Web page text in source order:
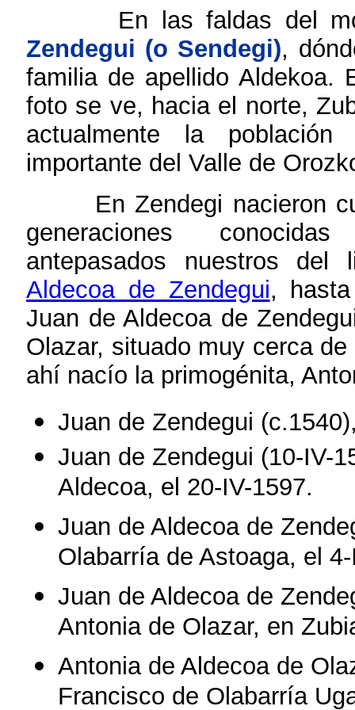
En las faldas del
Zendegui (o Sendegi),
familia de apellido Aldekoa.
foto se ve, hacia el norte,
actualmente la población
importante del Valle de
En Zendegi nacieron
generaciones
antepasados nuestros del
Aldecoa de Zendegui,
Juan de Aldecoa de
Olazar, situado muy cerca
ahí nacío la primogénita,
Juan de Zendegui
Juan de Zendegui (10-IV-
Aldecoa, el 20-IV-1597.
Juan de Aldecoa de
Olabarría de Astoaga, el
Juan de Aldecoa de
Antonia de Olazar, en
Antonia de Aldecoa de
Francisco de Olabarría